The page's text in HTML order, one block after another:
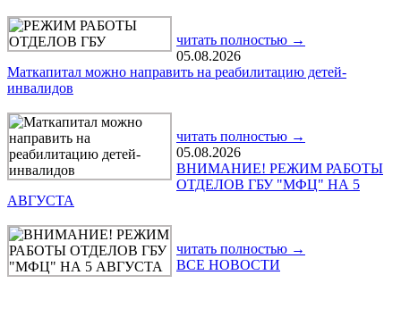
читать полностью →
05.08.2026
Маткапитал можно направить на реабилитацию детей-
инвалидов
читать полностью →
05.08.2026
ВНИМАНИЕ! РЕЖИМ РАБОТЫ
ОТДЕЛОВ ГБУ "МФЦ" НА 5
АВГУСТА
читать полностью →
ВСЕ НОВОСТИ